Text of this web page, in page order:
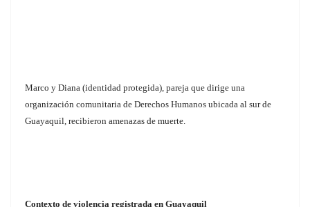
Marco y Diana (identidad protegida), pareja que dirige una
organización comunitaria de Derechos Humanos ubicada al sur de
Guayaquil, recibieron amenazas de muerte.
Contexto de violencia registrada en Guayaquil